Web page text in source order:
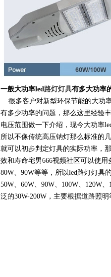
一般大功率led路灯灯具有多大功率
很多客户对新型环保节能的大功
有多少功率的问题，那么这里经验
电压范围做一下介绍，现今大功率
所以不像传统高压钠灯那么标准的
就可以初步判定灯具的实际功率，
效和寿命宅男666视频社区可以使
80W、90W等等，所以led路灯灯具
50W、60W、90W、100W、120W
泛的30W-200W，主要根据道路照